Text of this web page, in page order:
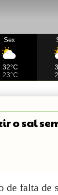
Sex
32°C
23°C
o sal
de falta de